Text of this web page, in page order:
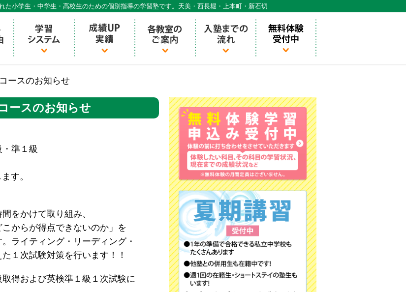
た小学生・中学生・高校生のための個別指導の学習塾です。天美・西長堀・上本町・新石切
ベストワン
ースのお知らせ
ースのお知らせ
準１級
す。
をかけて取り組み、
からが得点できないのか」を
ライティング・リーディング・
１次試験対策を行います！！
得および英検準１級１次試験に